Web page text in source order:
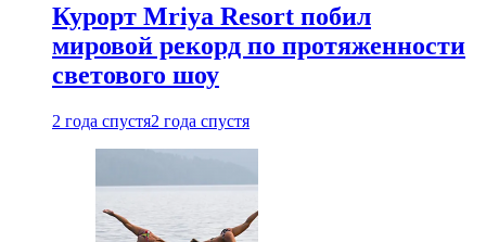
Курорт Mriya Resort побил
мировой рекорд по протяженности
светового шоу
2 года спустя2 года спустя